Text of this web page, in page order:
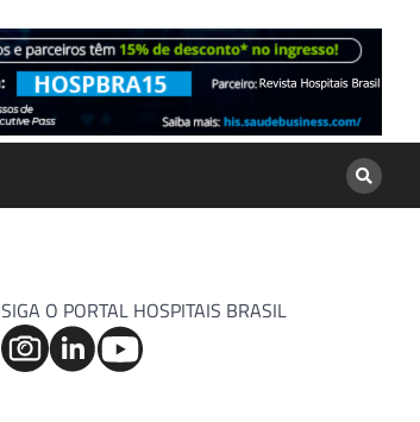
SIGA O PORTAL HOSPITAIS BRASIL